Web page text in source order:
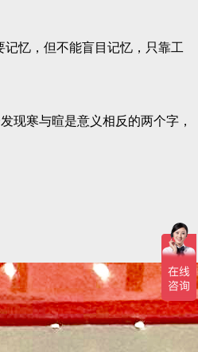
忆，但不能盲目记忆，只靠工
寒与暄是意义相反的两个字，